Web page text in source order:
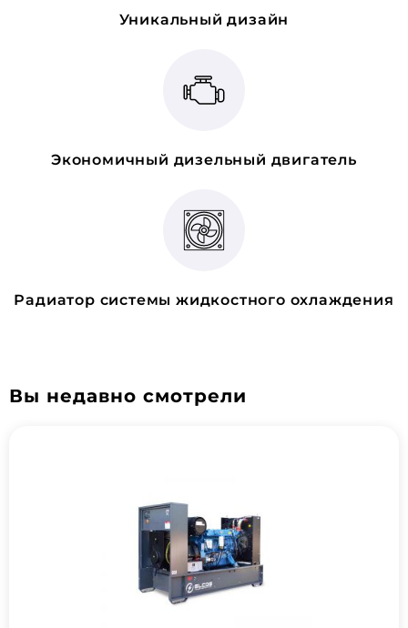
Уникальный дизайн
Экономичный дизельный двигатель
Радиатор системы жидкостного охлаждения
Вы недавно смотрели